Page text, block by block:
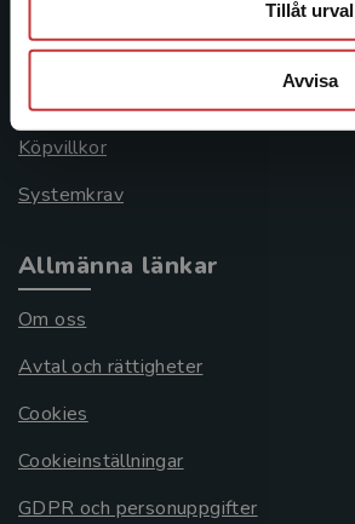
Tillåt urval
Avvisa
046-31 21 00
Frågor och svar
Köpvillkor
Systemkrav
Allmänna länkar
Om oss
Avtal och rättigheter
Cookies
Cookieinställningar
GDPR och personuppgifter